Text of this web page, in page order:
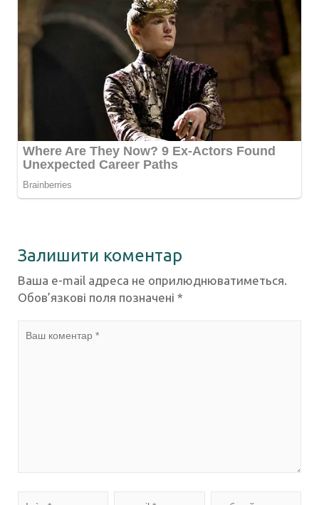
Залишити коментар
Ваша e-mail адреса не оприлюднюватиметься.
Обов’язкові поля позначені *